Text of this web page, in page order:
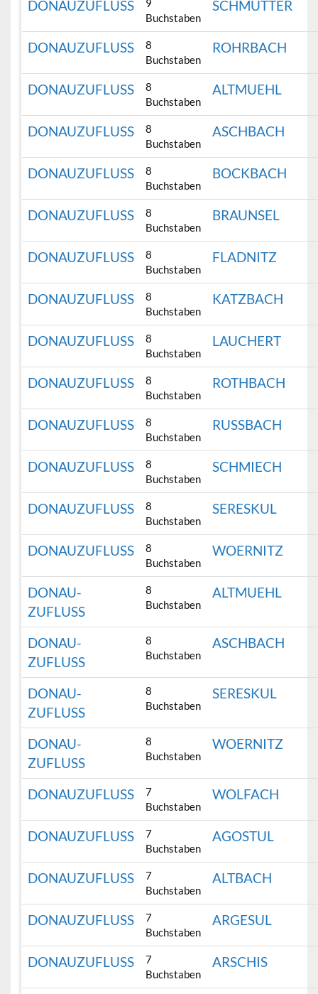
DONAUZUFLUSS
9
Buchstaben
SCHMUTTER
DONAUZUFLUSS
8
Buchstaben
ROHRBACH
DONAUZUFLUSS
8
Buchstaben
ALTMUEHL
DONAUZUFLUSS
8
Buchstaben
ASCHBACH
DONAUZUFLUSS
8
Buchstaben
BOCKBACH
DONAUZUFLUSS
8
Buchstaben
BRAUNSEL
DONAUZUFLUSS
8
Buchstaben
FLADNITZ
DONAUZUFLUSS
8
Buchstaben
KATZBACH
DONAUZUFLUSS
8
Buchstaben
LAUCHERT
DONAUZUFLUSS
8
Buchstaben
ROTHBACH
DONAUZUFLUSS
8
Buchstaben
RUSSBACH
DONAUZUFLUSS
8
Buchstaben
SCHMIECH
DONAUZUFLUSS
8
Buchstaben
SERESKUL
DONAUZUFLUSS
8
Buchstaben
WOERNITZ
DONAU-
ZUFLUSS
8
Buchstaben
ALTMUEHL
DONAU-
ZUFLUSS
8
Buchstaben
ASCHBACH
DONAU-
ZUFLUSS
8
Buchstaben
SERESKUL
DONAU-
ZUFLUSS
8
Buchstaben
WOERNITZ
DONAUZUFLUSS
7
Buchstaben
WOLFACH
DONAUZUFLUSS
7
Buchstaben
AGOSTUL
DONAUZUFLUSS
7
Buchstaben
ALTBACH
DONAUZUFLUSS
7
Buchstaben
ARGESUL
DONAUZUFLUSS
7
Buchstaben
ARSCHIS